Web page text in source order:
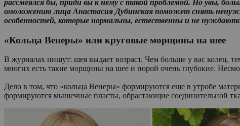
рассмеялся бы, приди вы к нему с такой проблемой. Но увы,
омоложению лица Анастасия Дубинская поможет снять
особенностей, которые нормальны, естественны и не
«Кольца Венеры» или круговые морщины на шее
В журналах пишут: шея выдает возраст. Чем больше у вас колец,
многих есть такие морщины на шее и порой очень глубокие.
Дело в том, что «кольца Венеры» формируются еще в утробе
формируются мышечные пласты, обрастающие соединительной